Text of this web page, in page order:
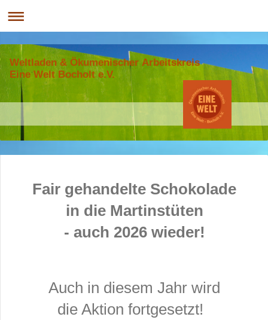
Weltladen & Ökumenischer Arbeitskreis
Eine Welt Bocholt e.V.
Fair gehandelte Schokolade
in die Martinstüten
- auch 2026 wieder!
Auch in diesem Jahr wird
die Aktion fortgesetzt!